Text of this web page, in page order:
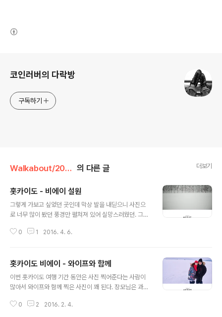
코인러버의 다락방
구독하기
Walkabout/2016 hokkaido 의 다른 글 더보기
홋카이도 - 비에이 설원
그렇게 가보고 싶었던 곳인데 막상 발을 내딛으니 사진으
로 너무 많이 봤던 풍경만 펼쳐져 있어 실망스러웠던. 그러
너무 좋았던 기억으로만 남아 있는 곳. 사진이 아닌 추억을
0 1 2016. 4. 6.
홋카이도 비에이 - 와이프와 함께
이번 홋카이도 여행 기간 동안은 사진 찍어준다는 사람이
많아서 와이프와 함께 찍은 사진이 꽤 된다. 장모님은 과부
번엔 같이 찍은 사진이 많아서 다행이란다.
0 2 2016. 2. 4.